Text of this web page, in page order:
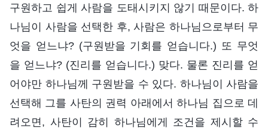
구원하고 쉽게 사람을 도태시키지 않기 때문이다. 하
나님이 사람을 선택한 후, 사람은 하나님으로부터 무
엇을 얻느냐? (구원받을 기회를 얻습니다.) 또 무엇
을 얻느냐? (진리를 얻습니다.) 맞다. 물론 진리를 얻
어야만 하나님께 구원받을 수 있다. 하나님이 사람을
선택해 그를 사탄의 권력 아래에서 하나님 집으로 데
려오면, 사탄이 감히 하나님에게 조건을 제시할 수